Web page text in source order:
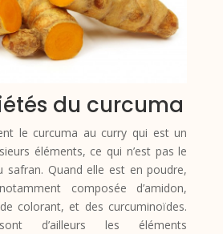
du curcuma
le curcuma au curry qui est un
éléments, ce qui n’est pas le
safran. Quand elle est en poudre,
composée d’amidon,
de colorant, et des curcuminoïdes.
d’ailleurs les éléments